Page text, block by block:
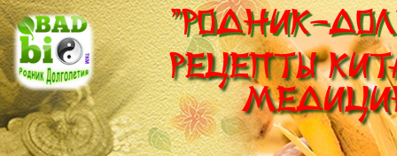
Рецепты
"Родник-